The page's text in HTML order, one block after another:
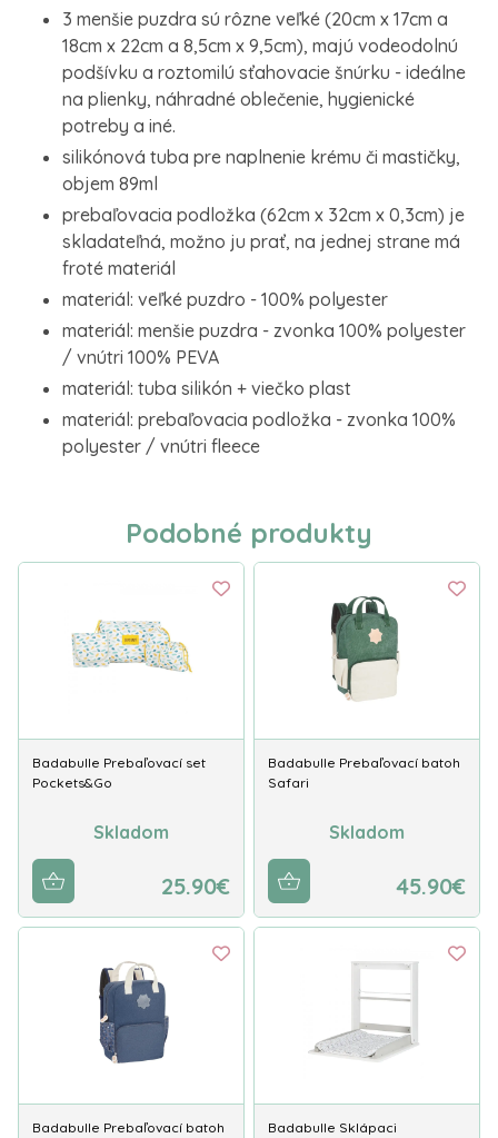
3 menšie puzdra sú rôzne veľké (20cm x 17cm a
18cm x 22cm a 8,5cm x 9,5cm), majú vodeodolnú
podšívku a roztomilú sťahovacie šnúrku - ideálne
na plienky, náhradné oblečenie, hygienické
potreby a iné.
silikónová tuba pre naplnenie krému či mastičky,
objem 89ml
prebaľovacia podložka (62cm x 32cm x 0,3cm) je
skladateľná, možno ju prať, na jednej strane má
froté materiál
materiál: veľké puzdro - 100% polyester
materiál: menšie puzdra - zvonka 100% polyester
/ vnútri 100% PEVA
materiál: tuba silikón + viečko plast
materiál: prebaľovacia podložka - zvonka 100%
polyester / vnútri fleece
Podobné produkty
Badabulle Prebaľovací set
Pockets&Go
Skladom
25.90€
Badabulle Prebaľovací batoh
Safari
Skladom
45.90€
Badabulle Prebaľovací batoh Badabulle Sklápaci